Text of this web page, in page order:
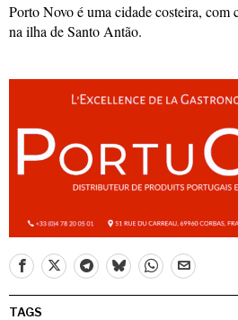
Porto Novo é uma cidade costeira, com
na ilha de Santo Antão.
TAGS